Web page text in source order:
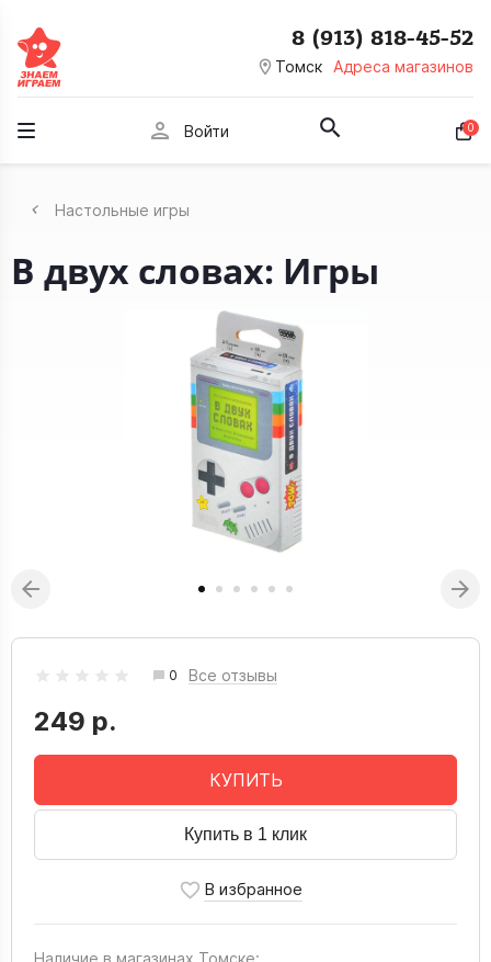
room Томск Адреса магазинов
8 (913) 818-45-52
person Войти 0
Настольные игры
В двух словах: Игры
0 Все отзывы
249 р.
КУПИТЬ
Купить в 1 клик
Наличие в магазинах Томске: